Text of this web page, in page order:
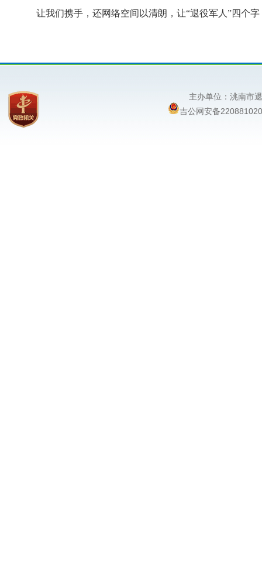
让我们携手，还网络空间以清朗，让“退役军人”四个字
主办单位：洮南
吉公网安备